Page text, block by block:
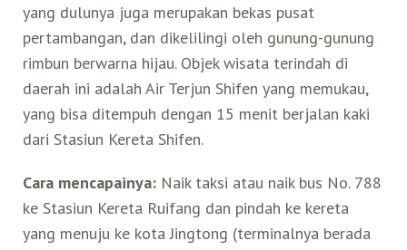
yang dulunya juga merupakan bekas pusat
pertambangan, dan dikelilingi oleh gunung-gunung
rimbun berwarna hijau. Objek wisata terindah di
daerah ini adalah Air Terjun Shifen yang memukau,
yang bisa ditempuh dengan 15 menit berjalan kaki
dari Stasiun Kereta Shifen.
Cara mencapainya:Naik taksi atau naik bus No. 788
ke Stasiun Kereta Ruifang dan pindah ke kereta
yang menuju ke kota Jingtong (terminalnya berada